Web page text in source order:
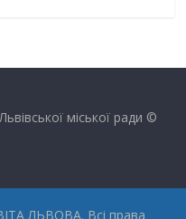
міської ради ©
ЛЬВОВА. Всі права